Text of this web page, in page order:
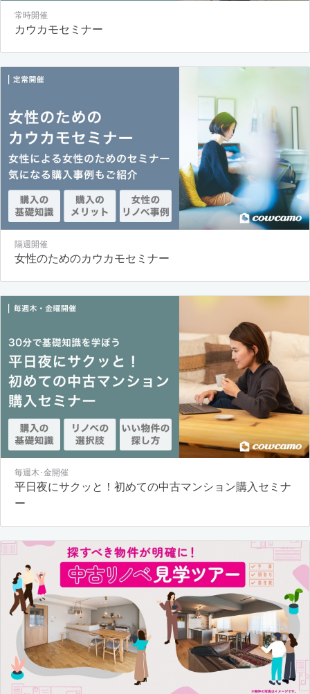
常時開催
カウカモセミナー
隔週開催
女性のためのカウカモセミナー
毎週木･金開催
平日夜にサクッと！初めての中古マンション購入セミナ
ー